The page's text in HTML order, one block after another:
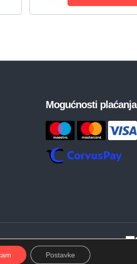
Mogućnosti plaćanja
Developed by
Postavke